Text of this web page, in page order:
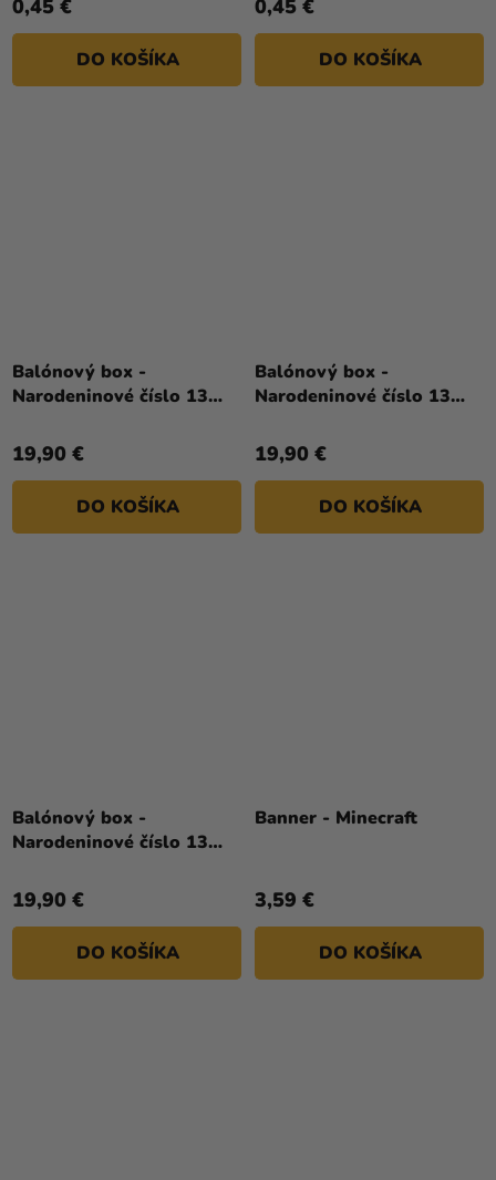
5
hviezdičiek.
0,45 €
DO KOŠÍKA
5
hviezdičiek.
0,45 €
DO KOŠÍKA
Balónový box -
Narodeninové číslo 13
19,90 €
DO KOŠÍKA
Balónový box -
Narodeninové číslo 13
19,90 €
DO KOŠÍKA
Balónový box -
Narodeninové číslo 13
19,90 €
DO KOŠÍKA
Banner - Minecraft
3,59 €
DO KOŠÍKA